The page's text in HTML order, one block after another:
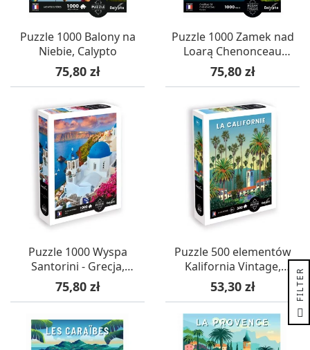
Puzzle 1000 Balony na
Niebie, Calypto
Cena
75,80 zł
Puzzle 1000 Zamek nad
Loarą Chenonceau
(Francja), Calypto
Cena
75,80 zł
Puzzle 1000 Wyspa
Santorini - Grecja,
Calypto
Cena
75,80 zł
Puzzle 500 elementów
Kalifornia Vintage,
Calypto
Cena
53,30 zł R